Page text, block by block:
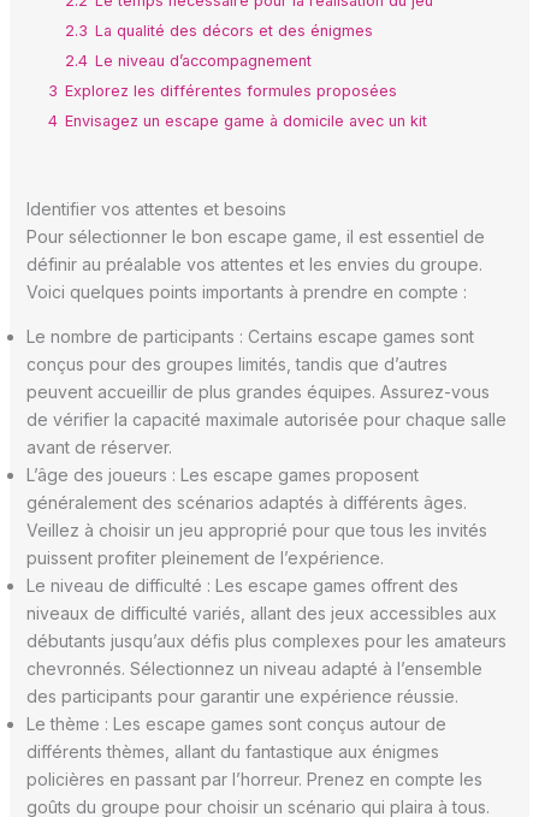
2.3 La qualité des décors et des énigmes
2.4 Le niveau d’accompagnement
3 Explorez les différentes formules proposées
4 Envisagez un escape game à domicile avec un kit
Identifier vos attentes et besoins
Pour sélectionner le bon escape game, il est essentiel de
définir au préalable vos attentes et les envies du groupe.
Voici quelques points importants à prendre en compte :
Le nombre de participants : Certains escape games sont
conçus pour des groupes limités, tandis que d’autres
peuvent accueillir de plus grandes équipes. Assurez-vous
de vérifier la capacité maximale autorisée pour chaque salle
avant de réserver.
L’âge des joueurs : Les escape games proposent
généralement des scénarios adaptés à différents âges.
Veillez à choisir un jeu approprié pour que tous les invités
puissent profiter pleinement de l’expérience.
Le niveau de difficulté : Les escape games offrent des
niveaux de difficulté variés, allant des jeux accessibles aux
débutants jusqu’aux défis plus complexes pour les amateurs
chevronnés. Sélectionnez un niveau adapté à l’ensemble
des participants pour garantir une expérience réussie.
Le thème : Les escape games sont conçus autour de
différents thèmes, allant du fantastique aux énigmes
policières en passant par l’horreur. Prenez en compte les
goûts du groupe pour choisir un scénario qui plaira à tous.